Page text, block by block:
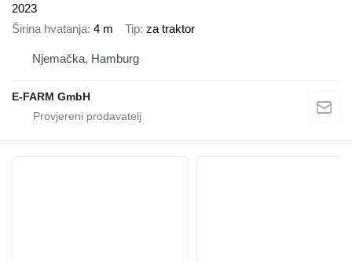
2023
Širina hvatanja 4 m Tip za traktor
Njemačka, Hamburg
E-FARM GmbH